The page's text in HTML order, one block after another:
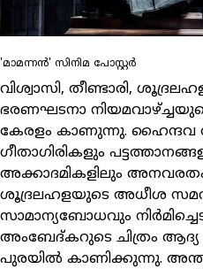
'മാമന്നൻ' സിനിമ പോസ്റ്റർ
വിശ്വാസി, തീണ്ടാരി,
ഭരണഘടനാ
കേരളം കാണുന്നു. ഹൈന്ദവ
ഗീതാഗിരികളും
അക്കാദമികളിലും അനവരതം
ശൂദ്രലഹളയുടെ അധീശ
സാമാന്യബോധവും
അംബേദ്കറുടെ ചിത്രം ആദ്യ
പുരയില്‍ കാണിക്കുന്നു.